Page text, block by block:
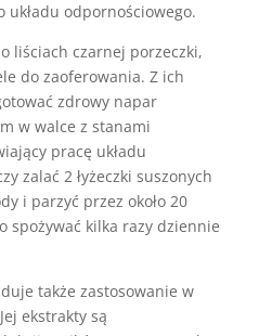
układu odpornościowego.
liściach czarnej porzeczki,
do zaoferowania. Z ich
zdrowy napar
w walce z stanami
pracę układu
zalać 2 łyżeczki suszonych
i parzyć przez około 20
spożywać kilka razy dziennie
także zastosowanie w
ekstrakty są